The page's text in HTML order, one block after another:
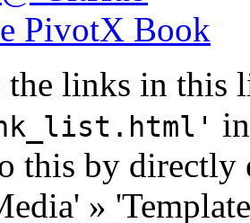
PivotX Book
the links in this
this by
»